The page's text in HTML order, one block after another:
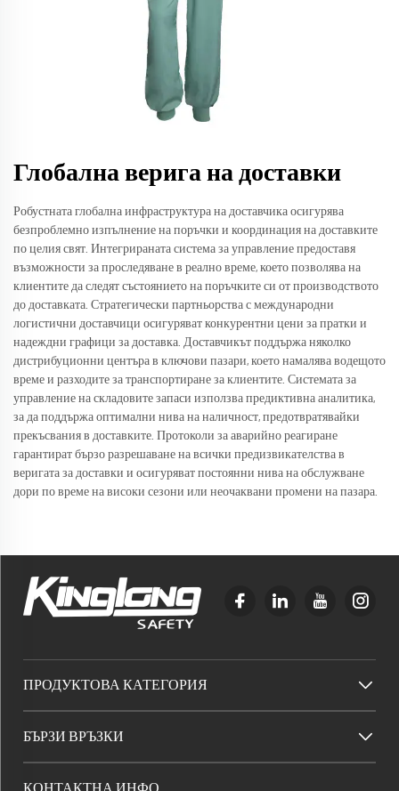
Глобална верига на доставки
Робустната глобална инфраструктура на доставчика осигурява
безпроблемно изпълнение на поръчки и координация на доставките
по целия свят. Интегрираната система за управление предоставя
възможности за проследяване в реално време, което позволява на
клиентите да следят състоянието на поръчките си от производството
до доставката. Стратегически партньорства с международни
логистични доставчици осигуряват конкурентни цени за пратки и
надеждни графици за доставка. Доставчикът поддържа няколко
дистрибуционни центъра в ключови пазари, което намалява водещото
време и разходите за транспортиране за клиентите. Системата за
управление на складовите запаси използва предиктивна аналитика,
за да поддържа оптимални нива на наличност, предотвратявайки
прекъсвания в доставките. Протоколи за аварийно реагиране
гарантират бързо разрешаване на всички предизвикателства в
веригата за доставки и осигуряват постоянни нива на обслужване
дори по време на високи сезони или неочаквани промени на пазара.
ПРОДУКТОВА КАТЕГОРИЯ
БЪРЗИ ВРЪЗКИ